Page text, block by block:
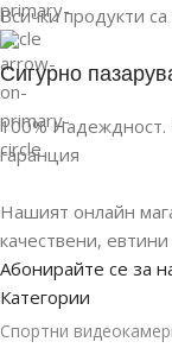
Всички продукти
Сигурно
100% Надеждност.
гаранция
Нашият онлайн
качествени,
Абонирайте се за
Категории
Спортни